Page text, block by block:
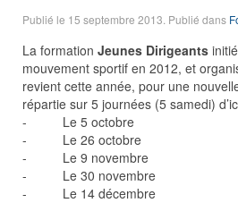
Publié le 15 septembre 2013 . Publié dans
La formation Jeunes Dirigeants
mouvement sportif en 2012, et
revient cette année, pour une
répartie sur 5 journées (5 samedi)
- Le 5 octobre
- Le 26 octobre
- Le 9 novembre
- Le 30 novembre
- Le 14 décembre